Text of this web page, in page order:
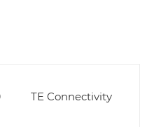
TE Connectivity